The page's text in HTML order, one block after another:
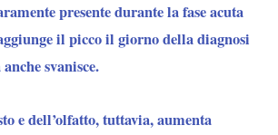
presente durante la fase acuta
il picco il giorno della diagnosi
svanisce.
e dell’olfatto, tuttavia, aumenta